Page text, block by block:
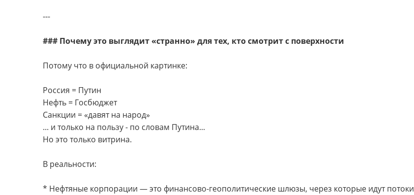
---
### Почему это выглядит «странно» для тех, кто смотрит с поверхности
Потому что в официальной картинке:
Россия = Путин
Нефть = Госбюджет
Санкции = «давят на народ»
... и только на пользу - по словам Путина...
Но это только витрина.
В реальности:
* Нефтяные корпорации — это финансово-геополитические шлюзы, через которые идут потоки